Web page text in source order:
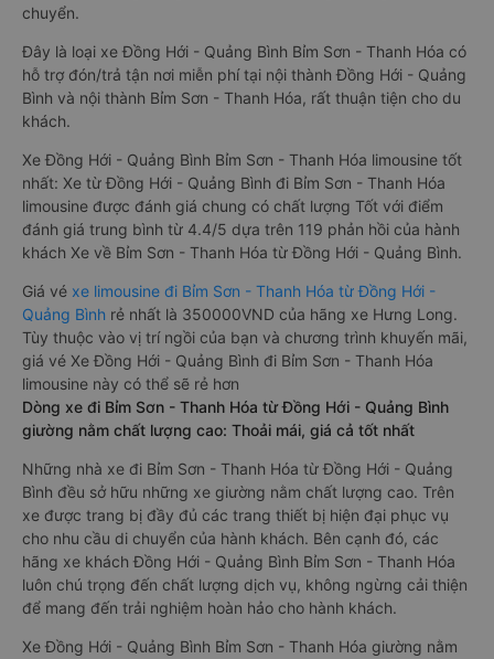
chuyển.
Đây là loại xe Đồng Hới - Quảng Bình Bỉm Sơn - Thanh Hóa có
hỗ trợ đón/trả tận nơi miễn phí tại nội thành Đồng Hới - Quảng
Bình và nội thành Bỉm Sơn - Thanh Hóa, rất thuận tiện cho du
khách.
Xe Đồng Hới - Quảng Bình Bỉm Sơn - Thanh Hóa limousine tốt
nhất: Xe từ Đồng Hới - Quảng Bình đi Bỉm Sơn - Thanh Hóa
limousine được đánh giá chung có chất lượng Tốt với điểm
đánh giá trung bình từ 4.4/5 dựa trên 119 phản hồi của hành
khách Xe về Bỉm Sơn - Thanh Hóa từ Đồng Hới - Quảng Bình.
Giá vé xe limousine đi Bỉm Sơn - Thanh Hóa từ Đồng Hới -
Quảng Bình rẻ nhất là 350000VND của hãng xe Hưng Long.
Tùy thuộc vào vị trí ngồi của bạn và chương trình khuyến mãi,
giá vé Xe Đồng Hới - Quảng Bình đi Bỉm Sơn - Thanh Hóa
limousine này có thể sẽ rẻ hơn
Dòng xe đi Bỉm Sơn - Thanh Hóa từ Đồng Hới - Quảng Bình
giường nằm chất lượng cao: Thoải mái, giá cả tốt nhất
Những nhà xe đi Bỉm Sơn - Thanh Hóa từ Đồng Hới - Quảng
Bình đều sở hữu những xe giường nằm chất lượng cao. Trên
xe được trang bị đầy đủ các trang thiết bị hiện đại phục vụ
cho nhu cầu di chuyển của hành khách. Bên cạnh đó, các
hãng xe khách Đồng Hới - Quảng Bình Bỉm Sơn - Thanh Hóa
luôn chú trọng đến chất lượng dịch vụ, không ngừng cải thiện
để mang đến trải nghiệm hoàn hảo cho hành khách.
Xe Đồng Hới - Quảng Bình Bỉm Sơn - Thanh Hóa giường nằm